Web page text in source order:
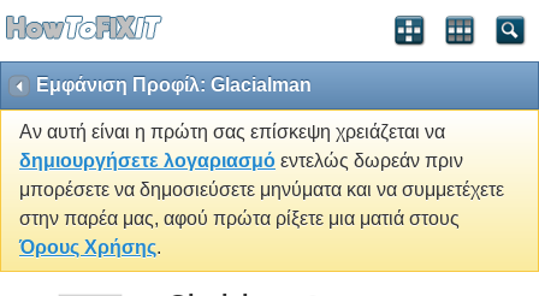
Εμφάνιση Προφίλ: Glacialman
Αν αυτή είναι η πρώτη σας επίσκεψη χρειάζεται να
δημιουργήσετε λογαριασμό εντελώς δωρεάν πριν
μπορέσετε να δημοσιεύσετε μηνύματα και να συμμετέχετε
στην παρέα μας, αφού πρώτα ρίξετε μια ματιά στους
Όρους Χρήσης.